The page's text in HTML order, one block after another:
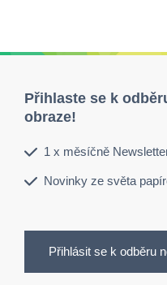
Přihlaste se k
obraze!
1 x měsíčně
Novinky ze světa
Přihlásit se k odběru